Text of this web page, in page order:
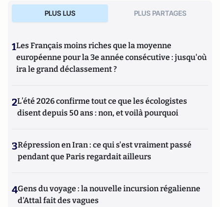
PLUS LUS PLUS PARTAGES
1Les Français moins riches que la moyenne
européenne pour la 3e année consécutive : jusqu'où
ira le grand déclassement ?
2L’été 2026 confirme tout ce que les écologistes
disent depuis 50 ans : non, et voilà pourquoi
3Répression en Iran : ce qui s'est vraiment passé
pendant que Paris regardait ailleurs
4Gens du voyage : la nouvelle incursion régalienne
d'Attal fait des vagues